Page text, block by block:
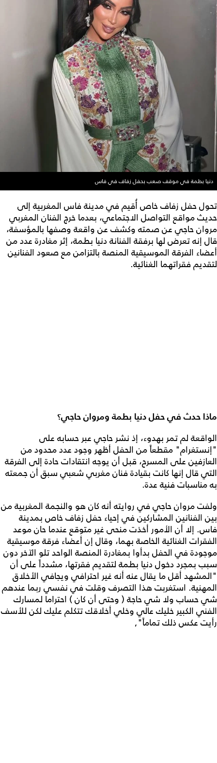
بطمة في موقف صعب بحفل زفاف في فاس
حفل زفاف خاص أُقيم في مدينة فاس المغربية إلى
مواقع التواصل الاجتماعي، بعدما خرج الفنان المغربي
حاجي عن صمته وكشف عن واقعة وصفها بالمؤسفة،
إنه تعرض لها برفقة الفنانة دنيا بطمة، إثر مغادرة عدد من
الفرقة الموسيقية المنصة بالتزامن مع صعود الفنانين
فقراتهما الغنائية.
حدث في حفل دنيا بطمة ومروان حاجي؟
لم تمر بهدوء، إذ نشر حاجي عبر حسابه على
مقطعاً من الحفل أظهر وجود عدد محدود من
على المسرح، قبل أن يوجه انتقادات حادة إلى الفرقة
قال إنها كانت بقيادة فنان مغربي شعبي سبق أن جمعته
مناسبات فنية عدة.
مروان حاجي في روايته أنه كان هو والنجمة المغربية من
الفنانين المشاركين في إحياء حفل زفاف خاص بمدينة
إلا أن الأمور أخذت منحى غير متوقع عندما حان موعد
الغنائية الخاصة بهما، وقال إن أعضاء فرقة موسيقية
في الحفل بدأوا بمغادرة المنصة الواحد تلو الآخر دون
بمجرد دخول دنيا بطمة لتقديم فقرتها، مشدداً على أن
أقل ما يقال عنه أنه غير احترافي ويجافي الأخلاق
استغربت هذا التصرف وقلت في نفسي ربما عندهم
حساب ولا شي حاجة ( وحتى أن كان ) احتراما لمسارك
الكبير خليك عالي وخلي أخلاقك تتكلم عليك لكن للأسف
عكس ذلك تماماً",